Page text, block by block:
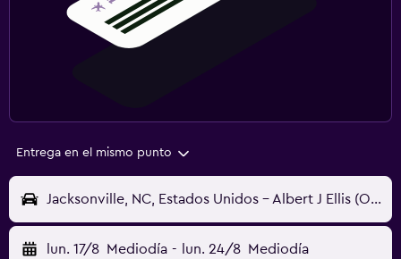
Entrega en el mismo punto
Jacksonville, NC, Estados Unidos - Albert J Ellis (OAJ)
lun. 17/8 Mediodía - lun. 24/8 Mediodía